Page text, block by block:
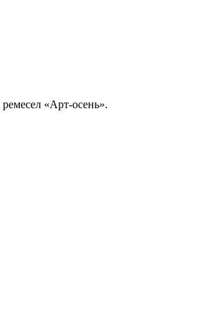
ремесел «Арт-осень».